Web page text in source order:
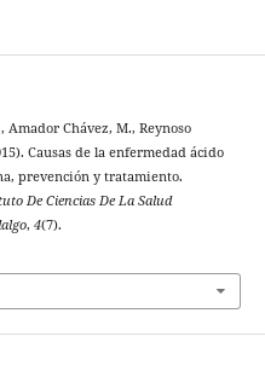
Chávez, M., Reynoso
Causas de la enfermedad ácido
prevención y tratamiento.
De Ciencias De La Salud
, 4(7).